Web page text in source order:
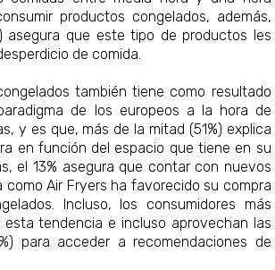
productos congelados, además,
asegura que este tipo de productos les
de comida.
también tiene como resultado
de los europeos a la hora de
y es que, más de la mitad (51%) explica
en función del espacio que tiene en su
el 13% asegura que contar con nuevos
como Air Fryers ha favorecido su compra
Incluso, los consumidores más
tendencia e incluso aprovechan las
para acceder a recomendaciones de